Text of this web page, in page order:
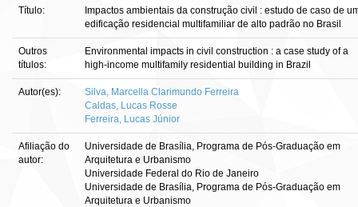
Título:
Impactos ambientais da construção civil : estudo de caso de
edificação residencial multifamiliar de alto padrão no Brasil
Outros
títulos:
Environmental impacts in civil construction : a case study of a
high-income multifamily residential building in Brazil
Autor(es):
Silva, Marcella Clarimundo Ferreira
Caldas, Lucas Rosse
Ferreira, Lucas Júnior
Afiliação do
autor:
Universidade de Brasília, Programa de Pós-Graduação em
Arquitetura e Urbanismo
Universidade Federal do Rio de Janeiro
Universidade de Brasília, Programa de Pós-Graduação em
Arquitetura e Urbanismo